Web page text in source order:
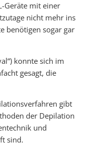
Geräte mit einer
nicht mehr ins
benötigen sogar gar
konnte sich im
gesagt, die
gibt
der Depilation
und
sind.